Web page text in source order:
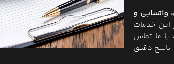
واتساپی و
این خدمات
با ما تماس
پاسخ دقیق